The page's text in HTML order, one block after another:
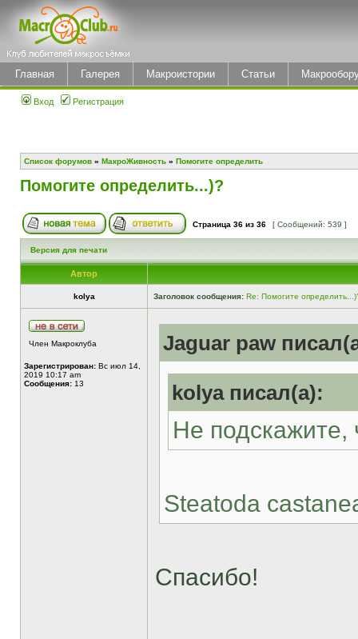
Главная Галерея Макроистории Статьи
Вход Регистрация
Список форумов » МакроЖивность » Помогите определить
Помогите определить...)?
Страница 36 из 36 [ Сообщений: 539 ]
Версия для печати
Автор
kolya Заголовок сообщения: Re: Помогите
Член Макроклуба
Зарегистрирован: Вс июл 14,
2019 10:17 am
Сообщения: 13
Jaguar paw
kolya писал(а):
Не подскажите,
Steatoda
Спасибо!